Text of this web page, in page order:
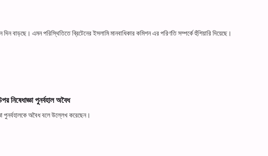
বাড়ছে। এমন পরিস্থিতিতে ব্রিটেনের ইসলামি মানবাধিকার কমিশন এর পরিণতি সম্পর্কে হুঁশিয়ারি দিয়েছে।
নিষেধাজ্ঞা পুনর্বহাল অবৈধ
পুনর্বহালকে অবৈধ বলে উল্লেখ করেছেন।